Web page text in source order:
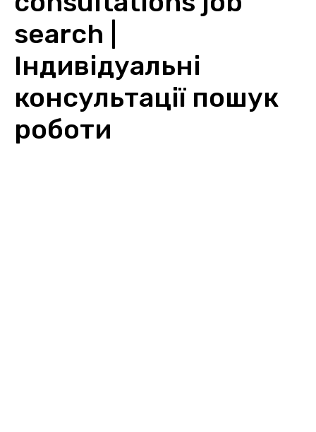
search |
Індивідуальні
консультації пошук
роботи